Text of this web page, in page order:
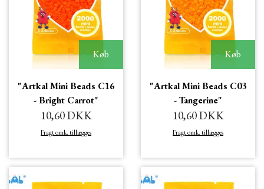
Køb
"Artkal Mini Beads C16
- Bright Carrot"
10,60 DKK
Fragt omk. tillægges
Køb
"Artkal Mini Beads C03
- Tangerine"
10,60 DKK
Fragt omk. tillægges